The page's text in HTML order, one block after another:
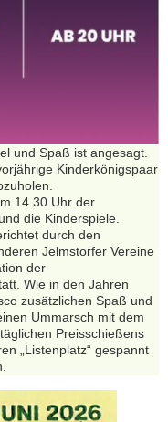
und Spaß ist angesagt.
Kinderkönigspaar
14.30 Uhr der
die Kinderspiele.
durch den
Jelmstorfer Vereine
der
Wie in den Jahren
zusätzlichen Spaß und
Ummarsch mit dem
Preisschießens
„Listenplatz“ gespannt